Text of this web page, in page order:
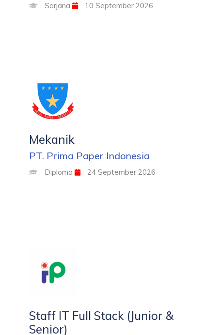
Sarjana 10 September 2026
Mekanik
PT. Prima Paper Indonesia
Diploma 24 September 2026
Staff IT Full Stack (Junior &
Senior)